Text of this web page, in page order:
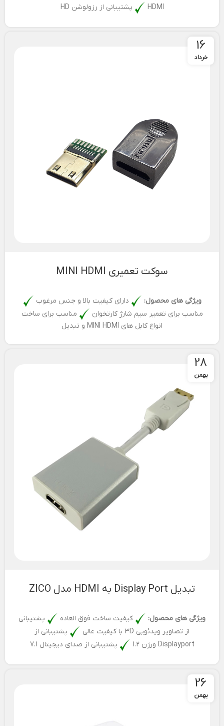
HDMI
پشتیبانی از رزولوشن HD
16
خرداد
سوکت تعمیری MINI HDMI
ویژگی های محصول:
دارای کیفیت بالا و جنس مرغوب
مناسب برای تعمیر سیم شارژ کارتخوان
مناسب برای ساخت
انواع کابل های MINI HDMI و تبدیل
28
بهمن
تبدیل Display Port به HDMI مدل ZICO
ویژگی های محصول: کیفیت ساخت فوق العاده
پشتیبانی
از تصاویر ویدئویی 3D با کیفیت عالی
پشتیبانی از
Displayport ورژن 1.2
پشتیبانی از صدای دیجیتال 7.1
26
بهمن